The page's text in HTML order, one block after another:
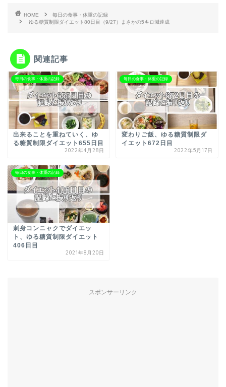
HOME
毎日の食事・体重の記録
ゆる糖質制限ダイエット80日目（9/27）まさかの5キロ減達成
関連記事
毎日の食事・体重の記録
出来ることを重ねていく、ゆ
る糖質制限ダイエット655日目
2022年4月28日
毎日の食事・体重の記録
変わりご飯、ゆる糖質制限ダ
イエット672日目
2022年5月17日
毎日の食事・体重の記録
刺身コンニャクでダイエッ
ト、ゆる糖質制限ダイエット
406日目
2021年8月20日
スポンサーリンク